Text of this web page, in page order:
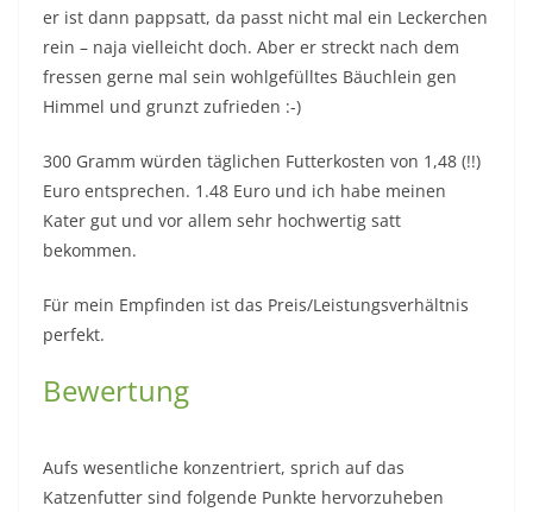
er ist dann pappsatt, da passt nicht mal ein Leckerchen
rein – naja vielleicht doch. Aber er streckt nach dem
fressen gerne mal sein wohlgefülltes Bäuchlein gen
Himmel und grunzt zufrieden :-)
300 Gramm würden täglichen Futterkosten von 1,48 (!!)
Euro entsprechen. 1.48 Euro und ich habe meinen
Kater gut und vor allem sehr hochwertig satt
bekommen.
Für mein Empfinden ist das Preis/Leistungsverhältnis
perfekt.
Bewertung
Aufs wesentliche konzentriert, sprich auf das
Katzenfutter sind folgende Punkte hervorzuheben